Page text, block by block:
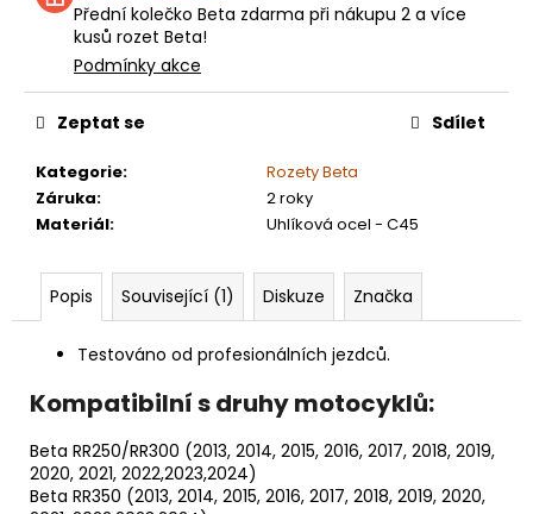
Přední kolečko Beta zdarma při nákupu 2 a více
kusů rozet Beta!
Podmínky akce
Kategorie:
Rozety Beta
Záruka:
2 roky
Materiál: Uhlíková ocel - C45
Zeptat se Sdílet
Popis Související (1) Diskuze Značka
Testováno od profesionálních jezdců.
Kompatibilní s druhy motocyklů:
Beta RR250/RR300 (2013, 2014, 2015, 2016, 2017, 2018, 2019,
2020, 2021, 2022,2023,2024)
Beta RR350 (2013, 2014, 2015, 2016, 2017, 2018, 2019, 2020,